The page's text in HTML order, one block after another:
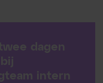
dagen
intern